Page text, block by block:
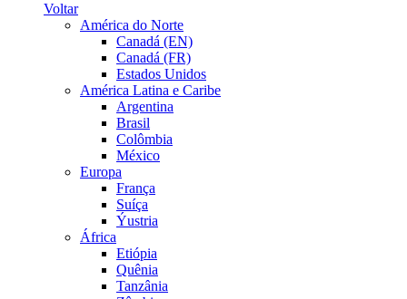
Voltar
América do Norte
Canadá (EN)
Canadá (FR)
Estados Unidos
América Latina e Caribe
Argentina
Brasil
Colômbia
México
Europa
França
Suíça
Ýustria
África
Etiópia
Quênia
Tanzânia